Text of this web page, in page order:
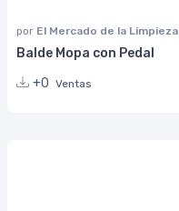
por El Mercado de la Limpieza
Balde Mopa con Pedal
+0 Ventas